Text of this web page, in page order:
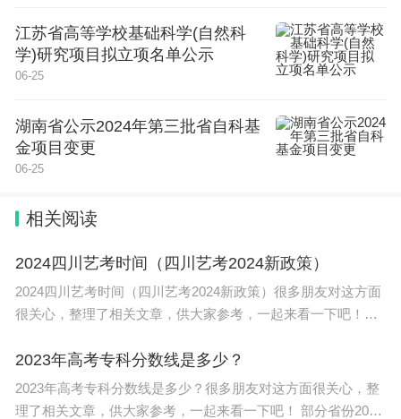
江苏省高等学校基础科学(自然科
学)研究项目拟立项名单公示
06-25
湖南省公示2024年第三批省自科基
金项目变更
06-25
相关阅读
2024四川艺考时间（四川艺考2024新政策）
2024四川艺考时间（四川艺考2024新政策）很多朋友对这方面
很关心，整理了相关文章，供大家参考，一起来看一下吧！
日。书法类：2023年12月第二个周日
2023年高考专科分数线是多少？
2023年高考专科分数线是多少？很多朋友对这方面很关心，整
理了相关文章，供大家参考，一起来看一下吧！ 部分省份2023